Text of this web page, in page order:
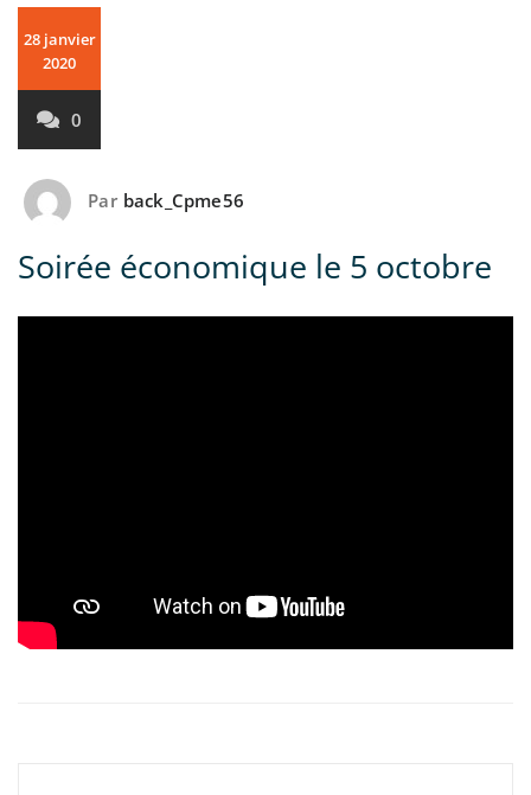
28 janvier
2020
0
Par back_Cpme56
Soirée économique le 5 octobre